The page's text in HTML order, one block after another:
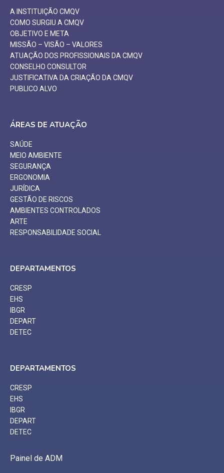
A INSTITUIÇÃO CMQV
COMO SURGIU A CMQV
OBJETIVO E META
MISSÃO – VISÃO – VALORES
ATUAÇÃO DOS PROFISSIONAIS DA CMQV
CONSELHO CONSULTOR
JUSTIFICATIVA DA CRIAÇÃO DA CMQV
PUBLICO ALVO
ÁREAS DE ATUAÇÃO
SAÚDE
MEIO AMBIENTE
SEGURANÇA
ERGONOMIA
JURÍDICA
GESTÃO DE RISCOS
AMBIENTES CONTROLADOS
ARTE
RESPONSABILIDADE SOCIAL
DEPARTAMENTOS
CRESP
EHS
IBGR
DEPART
DETEC
DEPARTAMENTOS
CRESP
EHS
IBGR
DEPART
DETEC
Painel de ADM